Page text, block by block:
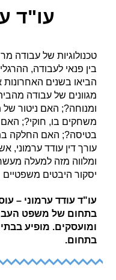
עו"ד
טכנולוגיות של עבודה
בין פנאי לעבודה,
הביאו בשנים
מגוונים של עבודה
ומנוחה?; האם ניטור
משחקים בו, חוקי?;
בטיסה?; האם החלקה
עורך דין עודד ערמוני,
ומלווה מזה למעלה
יסקור היבטים משפטיים
בתחום של משפט
ומועסקים. מופיע
בתחום.